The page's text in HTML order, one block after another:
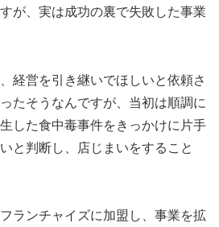
が、実は成功の裏で失敗した事業
経営を引き継いでほしいと依頼さ
たそうなんですが、当初は順調に
した食中毒事件をきっかけに片手
と判断し、店じまいをすること
ランチャイズに加盟し、事業を拡